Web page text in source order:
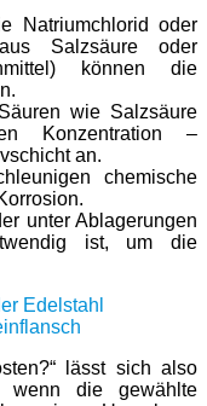
Natriumchlorid oder
Salzsäure oder
können die
wie Salzsäure
Konzentration –
an.
chemische
unter Ablagerungen
ist, um die
lässt sich also
wenn die gewählte